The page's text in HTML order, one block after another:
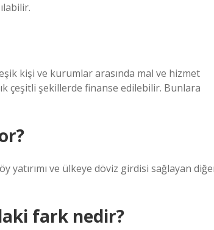
kişi ve kurumlar arasında mal ve hizmet
çeşitli şekillerde finanse edilebilir. Bunlara
yatırımı ve ülkeye döviz girdisi sağlayan
fark nedir?